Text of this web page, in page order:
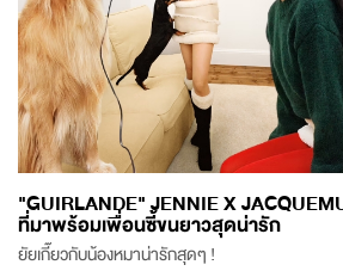
"GUIRLANDE" JENNIE X
ที่มาพร้อมเพื่อนซี้ขนยาวสุดน่ารัก
ยัยเกี๊ยวกับน้องหมาน่ารักสุดๆ !